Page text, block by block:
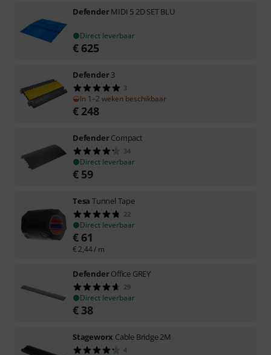
DefenderMIDI 5 2D SET BLU
Direct leverbaar
€ 625
Defender3
3
In 1–2 weken beschikbaar
€ 248
DefenderCompact
34
Direct leverbaar
€ 59
Tesa Tunnel Tape
22
Direct leverbaar
€ 61
€ 2,44/ m
DefenderOffice GREY
29
Direct leverbaar
€ 38
Stageworx Cable Bridge 2M
4